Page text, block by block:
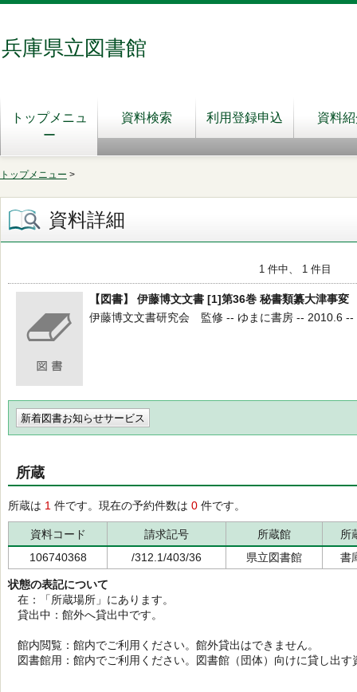
兵庫県立図書館
トップメニュ
ー
資料検索 利用登録申込 資料
トップメニュー >
資料詳細
1 件中、 1 件目
【図書】 伊藤博文文書 [1]第36巻 秘書類纂大津事変
伊藤博文文書研究会 監修 -- ゆまに書房 -- 2010.6 --
新着図書お知らせサービス
所蔵
所蔵は 1 件です。現在の予約件数は 0 件です。
資料コード 請求記号 所蔵館
所
106740368
/312.1/403/36 県立図書館 書
状態の表記について
在：「所蔵場所」にあります。
貸出中：館外へ貸出中です。
館内閲覧：館内でご利用ください。館外貸出はできません。
図書館用：館内でご利用ください。図書館（団体）向けに貸し出す